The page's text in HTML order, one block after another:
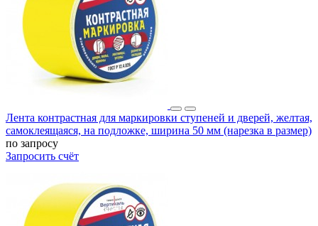
Лента контрастная для маркировки ступеней и дверей, желтая,
самоклеящаяся, на подложке, ширина 50 мм (нарезка в размер)
по запросу
Запросить счёт